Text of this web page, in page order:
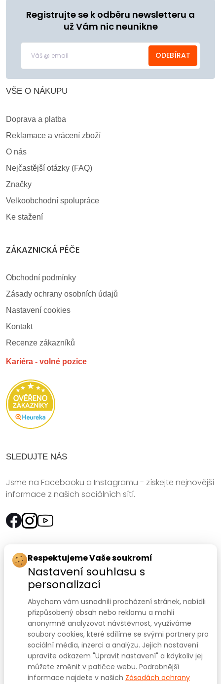
Registrujte se k odběru newsletteru a
už Vám nic neunikne
ODEBÍRAT
VŠE O NÁKUPU
Doprava a platba
Reklamace a vrácení zboží
O nás
Nejčastější otázky (FAQ)
Značky
Velkoobchodní spolupráce
Ke stažení
ZÁKAZNICKÁ PÉČE
Obchodní podmínky
Zásady ochrany osobních údajů
Nastavení cookies
Kontakt
Recenze zákazníků
Kariéra - volné pozice
SLEDUJTE NÁS
Jsme na Facebooku a Instagramu - získejte nejnovější
informace z našich sociálních sítí.
Rychlý kontakt:
SANOMED, spol. s r.o.
Palackého třída 240/75
612 00 Brno-Královo Pole
Prodejna:+420 541 422 911,+420 541 422 912
e-mail:prodejna@sanomed.cz
E-shop:+420 739 079 275
Respektujeme Vaše soukromí
Nastavení souhlasu s
personalizací
Abychom vám usnadnili procházení stránek, nabídli
přizpůsobený obsah nebo reklamu a mohli
anonymně analyzovat návštěvnost, využíváme
soubory cookies, které sdílíme se svými partnery pro
sociální média, inzerci a analýzu. Jejich nastavení
upravíte odkazem "Upravit nastavení" a kdykoliv jej
můžete změnit v patičce webu. Podrobnější
informace najdete v našich Zásadách ochrany